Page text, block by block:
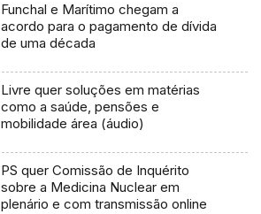
Funchal e Marítimo chegam a
acordo para o pagamento de dívida
de uma década
Livre quer soluções em matérias
como a saúde, pensões e
mobilidade área (áudio)
PS quer Comissão de Inquérito
sobre a Medicina Nuclear em
plenário e com transmissão online